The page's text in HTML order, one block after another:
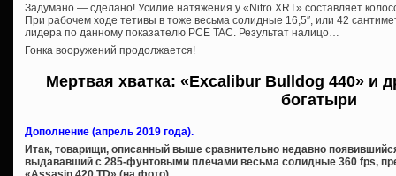
Задумано — сделано! Усилие натяжения у «Nitro XRT» составляет
При рабочем ходе тетивы в тоже весьма солидные 16,5″, или 42
лидера по данному показателю PCE TAC. Результат налицо…
Гонка вооружений продолжается!
Мертвая хватка: «Excalibur Bulldog 440» и
богатыри
Дополнение (апрель 2019 года).
Итак, товарищи, описанный выше сравнительно недавно
выдававший с 285-фунтовыми плечами весьма солидные 360 fps,